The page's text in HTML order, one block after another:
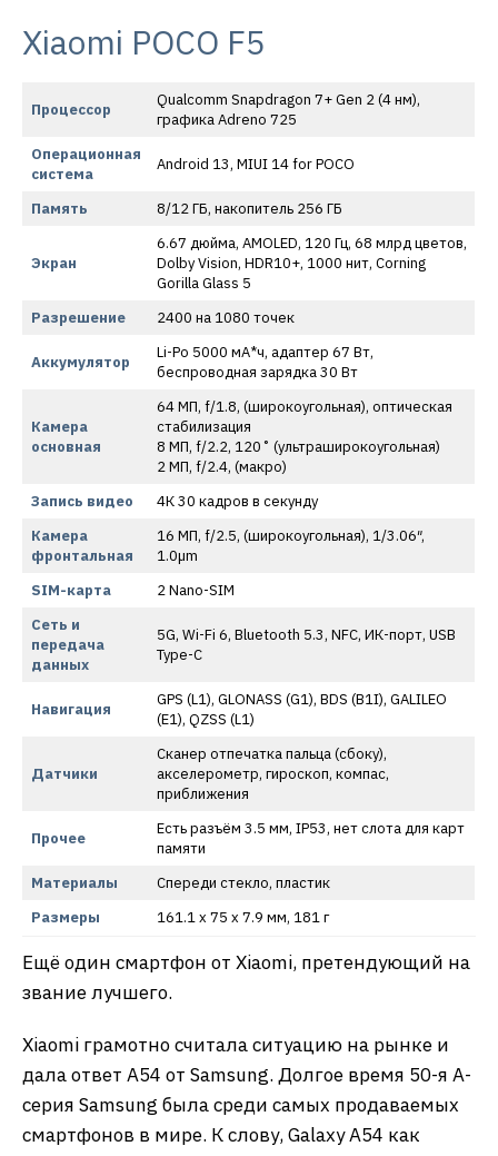
Xiaomi POCO F5
Процессор
Qualcomm Snapdragon 7+ Gen 2 (4 нм),
графика Adreno 725
Операционная
система
Android 13, MIUI 14 for POCO
Память 8/12 ГБ, накопитель 256 ГБ
Экран
6.67 дюйма, AMOLED, 120 Гц, 68 млрд цветов,
Dolby Vision, HDR10+, 1000 нит, Corning
Gorilla Glass 5
Разрешение
2400 на 1080 точек
Аккумулятор
Li-Po 5000 мА*ч, адаптер 67 Вт,
беспроводная зарядка 30 Вт
Камера
основная
64 МП, f/1.8, (широкоугольная), оптическая
стабилизация
8 МП, f/2.2, 120˚ (ультраширокоугольная)
2 МП, f/2.4, (макро)
Запись видео
4К 30 кадров в секунду
Камера
фронтальная
16 МП, f/2.5, (широкоугольная), 1/3.06″,
1.0µm
SIM-карта
2 Nano-SIM
Сеть и
передача
данных
5G, Wi-Fi 6, Bluetooth 5.3, NFC, ИК-порт, USB
Type-C
Навигация
GPS (L1), GLONASS (G1), BDS (B1I), GALILEO
(E1), QZSS (L1)
Датчики
Сканер отпечатка пальца (сбоку),
акселерометр, гироскоп, компас,
приближения
Прочее
Есть разъём 3.5 мм, IP53, нет слота для карт
памяти
Материалы
Спереди стекло, пластик
Размеры
161.1 x 75 x 7.9 мм, 181 г
Ещё один смартфон от Xiaomi, претендующий на
звание лучшего.
Xiaomi грамотно считала ситуацию на рынке и
дала ответ А54 от Samsung. Долгое время 50-я А-
серия Samsung была среди самых продаваемых
смартфонов в мире. К слову, Galaxy A54 как